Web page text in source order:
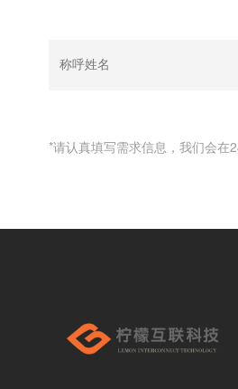
*请认真填写需求信息，我们会在